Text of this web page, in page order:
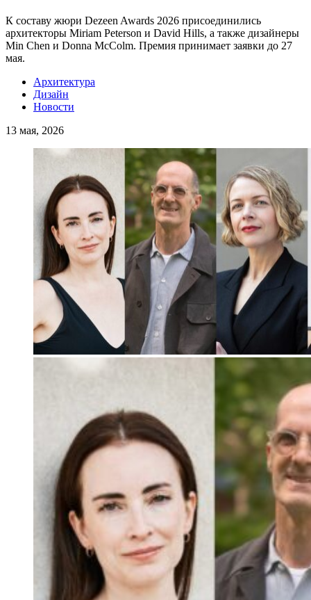
К составу жюри Dezeen Awards 2026 присоединились
архитекторы Miriam Peterson и David Hills, а также дизайнеры
Min Chen и Donna McColm. Премия принимает заявки до 27
мая.
Архитектура
Дизайн
Новости
13 мая, 2026